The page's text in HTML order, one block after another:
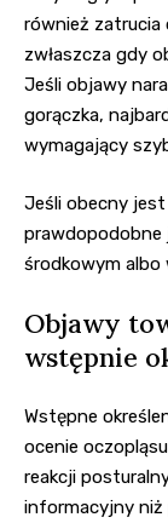
również zatrucia
zwłaszcza gdy
Jeśli objawy
gorączka,
wymagający
Jeśli obecny
prawdopodobne
środkowym
Objawy
wstępnie
Wstępne
ocenie
reakcji
informacyjny